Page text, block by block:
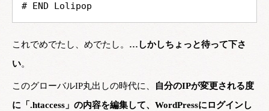
# END Lolipop
これでめでたし、めでたし。 …しかしちょっと待って下さ
い。
このグローバルIP丸出しの時代に、
自分のIPが変更される度
に「.htaccess」の内容を編集して、WordPressにログインし